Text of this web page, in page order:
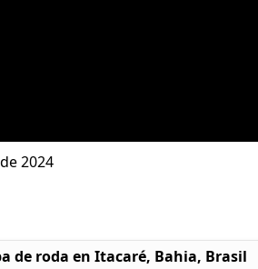
2024
de roda en Itacaré, Bahia, Brasil